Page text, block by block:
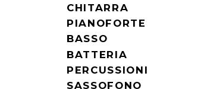
CHITARRA
PIANOFORTE
BASSO
BATTERIA
PERCUSSIONI
SASSOFONO